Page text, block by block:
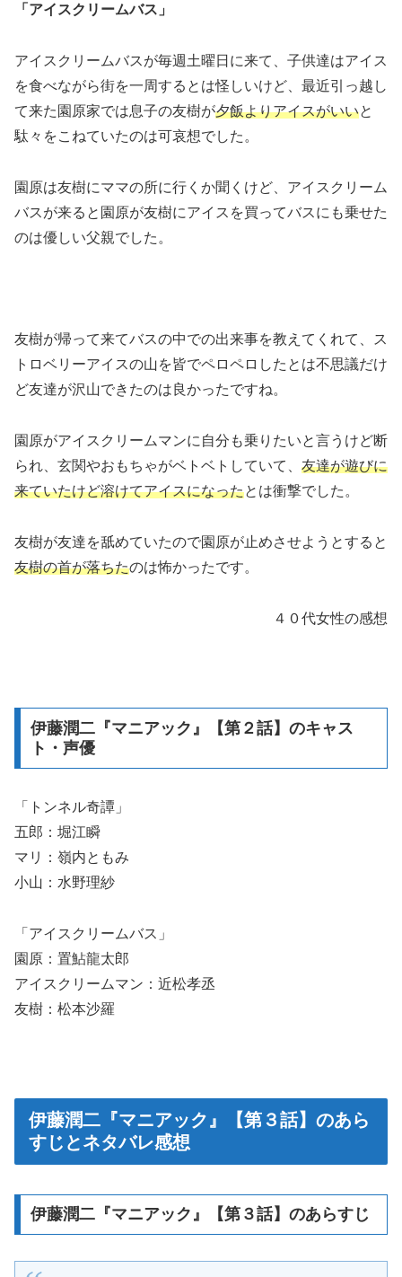
「アイスクリームバス」
アイスクリームバスが毎週土曜日に来て、子供達はアイス
を食べながら街を一周するとは怪しいけど、最近引っ越し
て来た園原家では息子の友樹が夕飯よりアイスがいいと
駄々をこねていたのは可哀想でした。
園原は友樹にママの所に行くか聞くけど、アイスクリーム
バスが来ると園原が友樹にアイスを買ってバスにも乗せた
のは優しい父親でした。
友樹が帰って来てバスの中での出来事を教えてくれて、ス
トロベリーアイスの山を皆でペロペロしたとは不思議だけ
ど友達が沢山できたのは良かったですね。
園原がアイスクリームマンに自分も乗りたいと言うけど断
られ、玄関やおもちゃがベトベトしていて、 友達が遊びに
来ていたけど溶けてアイスになったとは衝撃でした。
友樹が友達を舐めていたので園原が止めさせようとすると
友樹の首が落ちたのは怖かったです。
４０代女性の感想
伊藤潤二『マニアック』【第２話】のキャス
ト・声優
「トンネル奇譚」
五郎：堀江瞬
マリ：嶺内ともみ
小山：水野理紗
「アイスクリームバス」
園原：置鮎龍太郎
アイスクリームマン：近松孝丞
友樹：松本沙羅
伊藤潤二『マニアック』【第３話】のあら
すじとネタバレ感想
伊藤潤二『マニアック』【第３話】のあらすじ